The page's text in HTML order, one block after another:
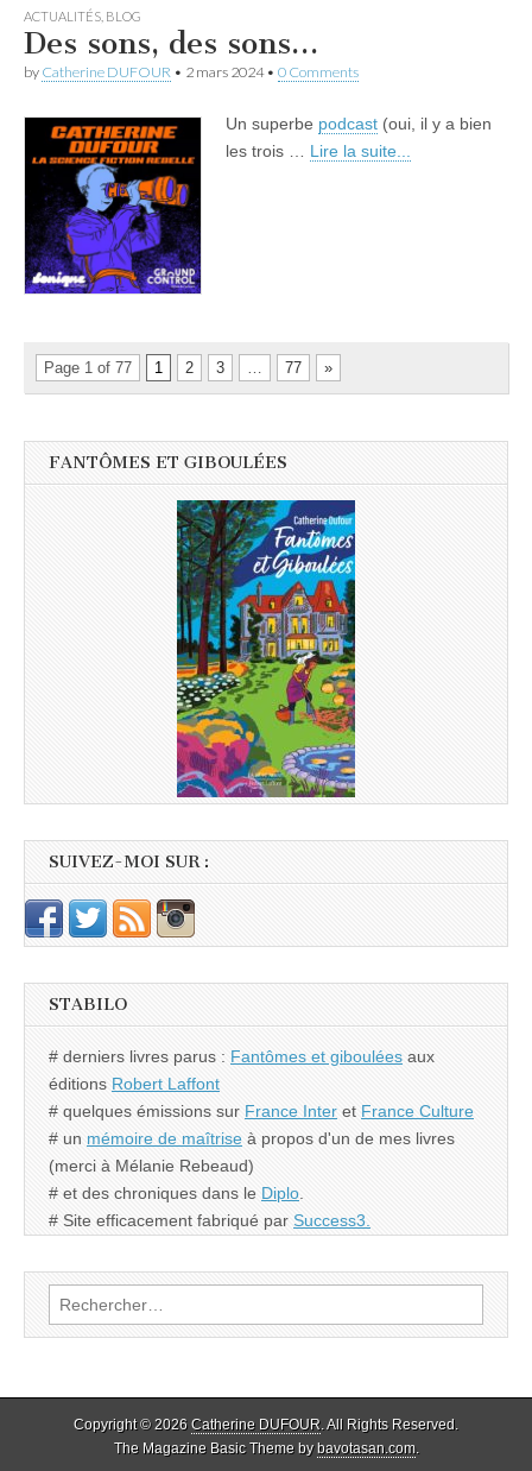
ACTUALITÉS BLOG
Des sons, des sons…
by Catherine DUFOUR • 2 mars 2024• 0 Comments
Un superbe podcast (oui, il y a bien
les trois … Lire la suite...
Page 1 of 77 1 2 3 77 »
FANTÔMES ET GIBOULÉES
SUIVEZ-MOI SUR :
STABILO
# derniers livres parus : Fantômes et giboulées aux
éditions Robert Laffont
# quelques émissions sur France Inter et France Culture
# un mémoire de maîtrise à propos d'un de mes livres
(merci à Mélanie Rebeaud)
# et des chroniques dans le Diplo
# Site efficacement fabriqué par Success3.
Rechercher :
Copyright © 2026 Catherine DUFOUR. All Rights Reserved.
The Magazine Basic Theme bybavotasan.com.